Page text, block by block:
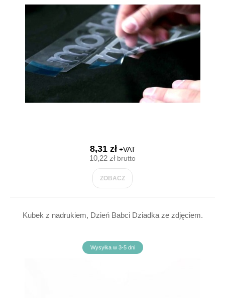
8,31 zł+VAT
10,22 złbrutto
ZOBACZ
Kubek z nadrukiem, Dzień Babci Dziadka ze zdjęciem.
Wysyłka w 3-5 dni